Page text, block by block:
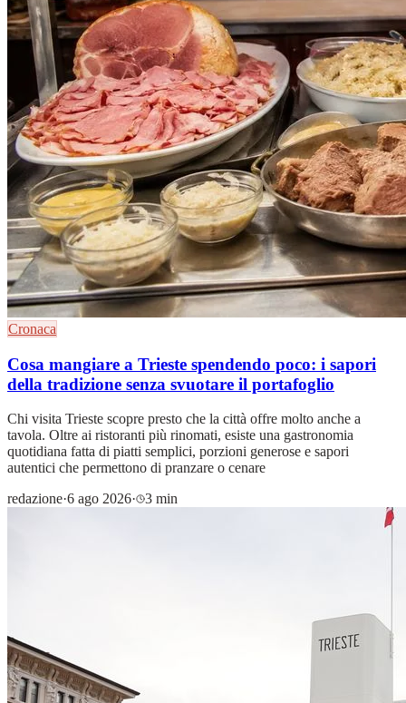
Cronaca
Cosa mangiare a Trieste spendendo poco: i sapori
della tradizione senza svuotare il portafoglio
Chi visita Trieste scopre presto che la città offre molto anche a
tavola. Oltre ai ristoranti più rinomati, esiste una gastronomia
quotidiana fatta di piatti semplici, porzioni generose e sapori
autentici che permettono di pranzare o cenare
redazione·6 ago 2026· 3 min